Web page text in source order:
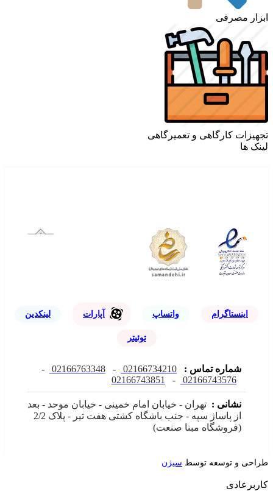
ابزار مصرفی
تجهیزات کارگاهی و تعمیرگاهی
لینک ها
اینستاگرام واتساپ آپارات لینکدین
توئیتر
شماره تماس : 02166734210
-
02166763348
-
02166743576
-
02166743851
نشانی : تهران - خیابان امام خمینی - خیابان موحد - بعد
از پاساژ سپه - جنب باشگاه کشتی هفت تیر - پلاک 2/2
(فروشگاه مبنا صنعت)
طراحی و توسعه توسط سیژن
کاربرعادی